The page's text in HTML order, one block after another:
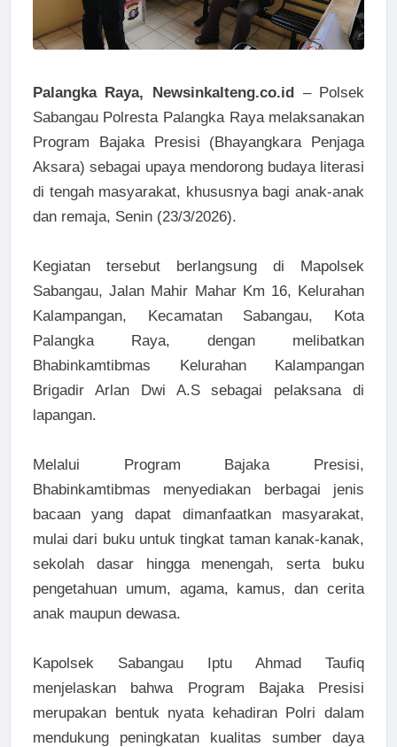
Palangka Raya, Newsinkalteng.co.id – Polsek
Sabangau Polresta Palangka Raya melaksanakan
Program Bajaka Presisi (Bhayangkara Penjaga
Aksara) sebagai upaya mendorong budaya literasi
di tengah masyarakat, khususnya bagi anak-anak
dan remaja, Senin (23/3/2026).
Kegiatan tersebut berlangsung di Mapolsek
Sabangau, Jalan Mahir Mahar Km 16, Kelurahan
Kalampangan, Kecamatan Sabangau, Kota
Palangka Raya, dengan melibatkan
Bhabinkamtibmas Kelurahan Kalampangan
Brigadir Arlan Dwi A.S sebagai pelaksana di
lapangan.
Melalui Program Bajaka Presisi,
Bhabinkamtibmas menyediakan berbagai jenis
bacaan yang dapat dimanfaatkan masyarakat,
mulai dari buku untuk tingkat taman kanak-kanak,
sekolah dasar hingga menengah, serta buku
pengetahuan umum, agama, kamus, dan cerita
anak maupun dewasa.
Kapolsek Sabangau Iptu Ahmad Taufiq
menjelaskan bahwa Program Bajaka Presisi
merupakan bentuk nyata kehadiran Polri dalam
mendukung peningkatan kualitas sumber daya